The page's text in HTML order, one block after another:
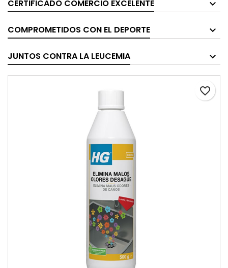
CERTIFICADO COMERCIO EXCELENTE
COMPROMETIDOS CON EL DEPORTE
JUNTOS CONTRA LA LEUCEMIA
favorite_border